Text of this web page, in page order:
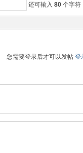
还可输入 80个字符
您需要登录后才可以发帖 登